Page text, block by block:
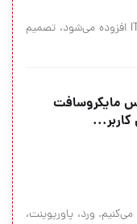
با توجه به آن‌که هر روزه بر دامنه پروژه‌های IT افزوده می‌شود، تصمیم
مایکروسافت
ورد، پاورپوینت،